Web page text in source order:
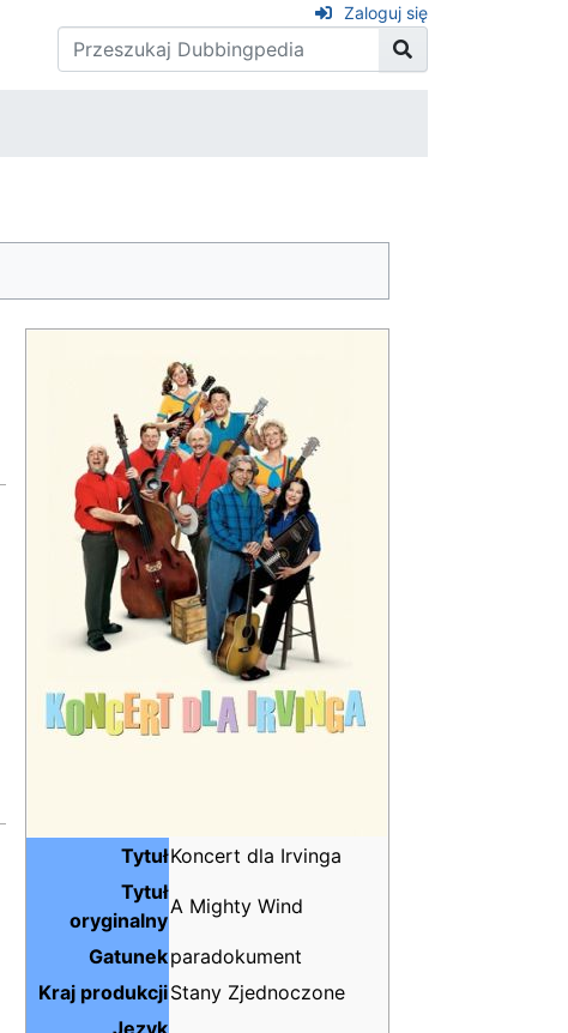
Zaloguj się
TytułKoncert dla Irvinga
Tytuł
oryginalny
A Mighty Wind
Gatunekparadokument
Kraj produkcjiStany Zjednoczone
Język